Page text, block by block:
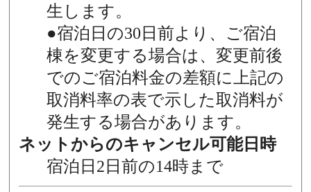
生します。
●宿泊日の30日前より、ご宿泊
棟を変更する場合は、変更前後
でのご宿泊料金の差額に上記の
取消料率の表で示した取消料が
発生する場合があります。
ネットからのキャンセル可能日時
宿泊日2日前の14時まで